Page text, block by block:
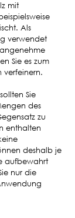
mit
Als
verwendet
Sie es zum
verfeinern.
Sie
des
zu
enthalten
deshalb je
aufbewahrt
nur die